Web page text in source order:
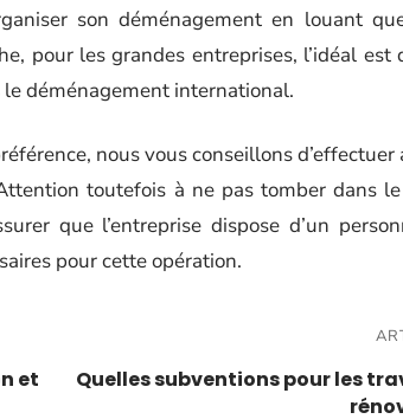
son déménagement en louant
pour les grandes entreprises, l’idéal est
le déménagement international.
nous vous conseillons
toutefois à ne pas tomber dans
que l’entreprise dispose d’un
pour cette opération.
et
Quelles subventions pour les